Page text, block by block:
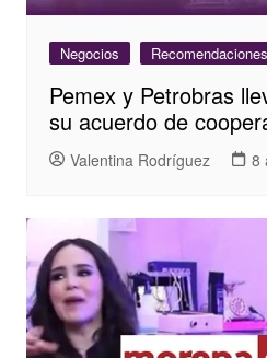
Negocios
Pemex y Petrobras
su acuerdo de
Valentina Rodríguez 8